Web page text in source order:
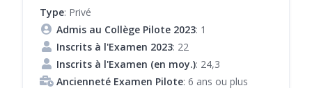
Type: Privé
Admis au Collège Pilote 2023: 1
Inscrits à l'Examen 2023: 22
Inscrits à l'Examen (en moy.): 24,3
Ancienneté Examen Pilote: 6 ans ou plus